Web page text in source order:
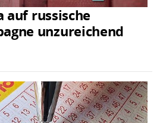
auf russische
unzureichend